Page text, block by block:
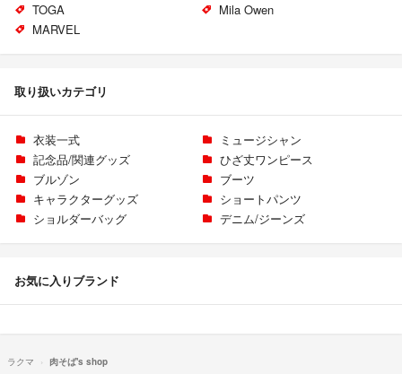
TOGA
Mila Owen
MARVEL
取り扱いカテゴリ
衣装一式
ミュージシャン
記念品/関連グッズ
ひざ丈ワンピース
ブルゾン
ブーツ
キャラクターグッズ
ショートパンツ
ショルダーバッグ
デニム/ジーンズ
お気に入りブランド
ラクマ 肉そば's shop